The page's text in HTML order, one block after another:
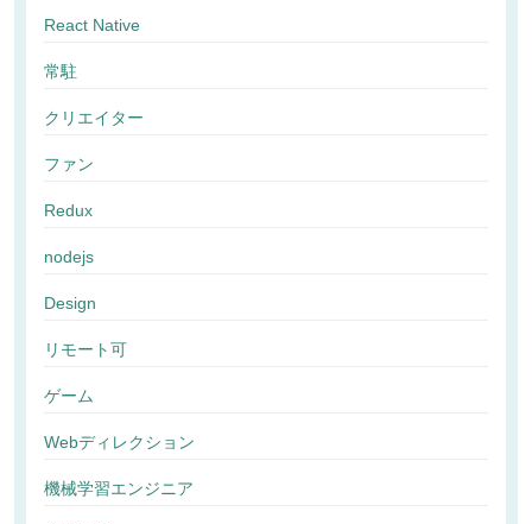
React Native
常駐
クリエイター
ファン
Redux
nodejs
Design
リモート可
ゲーム
Webディレクション
機械学習エンジニア